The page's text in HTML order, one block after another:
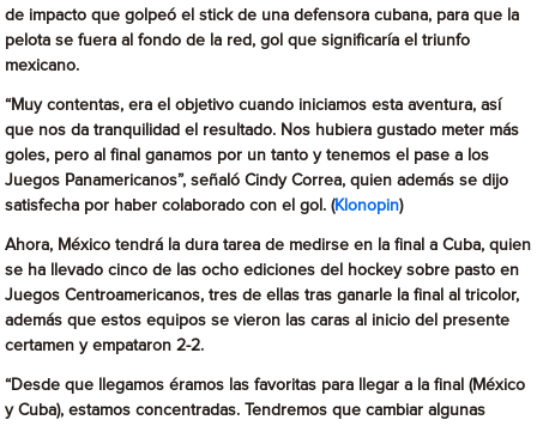
de impacto que golpeó el stick de una defensora cubana, para que la
pelota se fuera al fondo de la red, gol que significaría el triunfo
mexicano.
“Muy contentas, era el objetivo cuando iniciamos esta aventura, así
que nos da tranquilidad el resultado. Nos hubiera gustado meter más
goles, pero al final ganamos por un tanto y tenemos el pase a los
Juegos Panamericanos”, señaló Cindy Correa, quien además se dijo
satisfecha por haber colaborado con el gol. (Klonopin)
Ahora, México tendrá la dura tarea de medirse en la final a Cuba, quien
se ha llevado cinco de las ocho ediciones del hockey sobre pasto en
Juegos Centroamericanos, tres de ellas tras ganarle la final al tricolor,
además que estos equipos se vieron las caras al inicio del presente
certamen y empataron 2-2.
“Desde que llegamos éramos las favoritas para llegar a la final (México
y Cuba), estamos concentradas. Tendremos que cambiar algunas